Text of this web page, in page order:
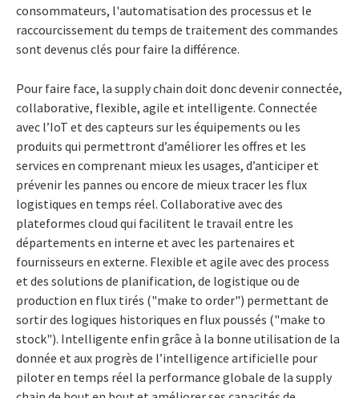
consommateurs, l'automatisation des processus et le
raccourcissement du temps de traitement des commandes
sont devenus clés pour faire la différence.
Pour faire face, la supply chain doit donc devenir connectée,
collaborative, flexible, agile et intelligente. Connectée
avec l’IoT et des capteurs sur les équipements ou les
produits qui permettront d’améliorer les offres et les
services en comprenant mieux les usages, d’anticiper et
prévenir les pannes ou encore de mieux tracer les flux
logistiques en temps réel. Collaborative avec des
plateformes cloud qui facilitent le travail entre les
départements en interne et avec les partenaires et
fournisseurs en externe. Flexible et agile avec des process
et des solutions de planification, de logistique ou de
production en flux tirés ("make to order") permettant de
sortir des logiques historiques en flux poussés ("make to
stock"). Intelligente enfin grâce à la bonne utilisation de la
donnée et aux progrès de l’intelligence artificielle pour
piloter en temps réel la performance globale de la supply